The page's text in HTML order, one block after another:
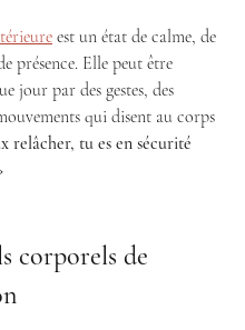
est un état de calme, de
présence. Elle peut être
jour par des gestes, des
qui disent au corps
relâcher, tu es en sécurité
corporels de